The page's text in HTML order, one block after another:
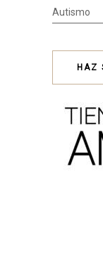
Autismo
HAZ